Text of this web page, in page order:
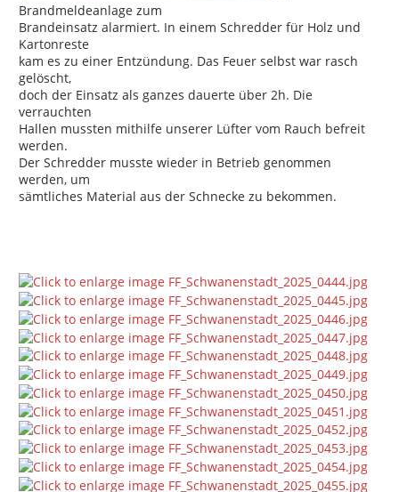
Brandmeldeanlage zum
Brandeinsatz alarmiert. In einem Schredder für Holz und
Kartonreste
kam es zu einer Entzündung. Das Feuer selbst war rasch
gelöscht,
doch der Einsatz als ganzes dauerte über 2h. Die
verrauchten
Hallen mussten mithilfe unserer Lüfter vom Rauch befreit
werden.
Der Schredder musste wieder in Betrieb genommen
werden, um
sämtliches Material aus der Schnecke zu bekommen.